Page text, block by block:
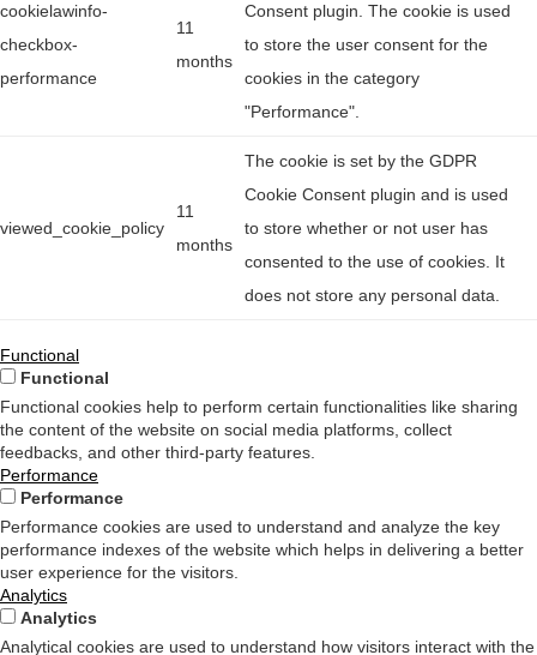
cookielawinfo-
checkbox-
performance
11
months
Consent plugin. The cookie is used
to store the user consent for the
cookies in the category
"Performance".
viewed_cookie_policy
11
months
The cookie is set by the GDPR
Cookie Consent plugin and is used
to store whether or not user has
consented to the use of cookies. It
does not store any personal data.
Functional
Functional
Functional cookies help to perform certain functionalities like sharing
the content of the website on social media platforms, collect
feedbacks, and other third-party features.
Performance
Performance
Performance cookies are used to understand and analyze the key
performance indexes of the website which helps in delivering a better
user experience for the visitors.
Analytics
Analytics
Analytical cookies are used to understand how visitors interact with the